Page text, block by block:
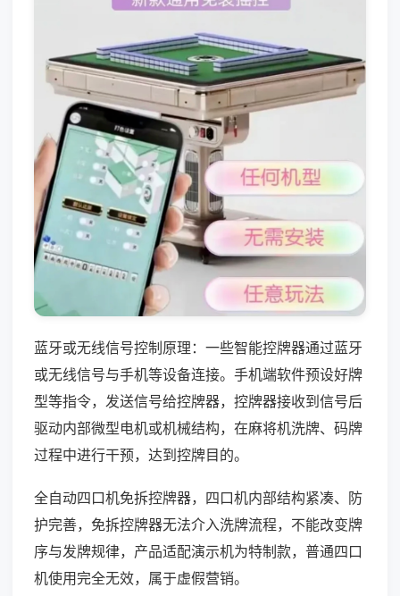
蓝牙或无线信号控制原理：一些智能控牌器通过蓝牙
或无线信号与手机等设备连接。手机端软件预设好牌
型等指令，发送信号给控牌器，控牌器接收到信号后
驱动内部微型电机或机械结构，在麻将机洗牌、码牌
过程中进行干预，达到控牌目的。
全自动四口机免拆控牌器，四口机内部结构紧凑、防
护完善，免拆控牌器无法介入洗牌流程，不能改变牌
序与发牌规律，产品适配演示机为特制款，普通四口
机使用完全无效，属于虚假营销。